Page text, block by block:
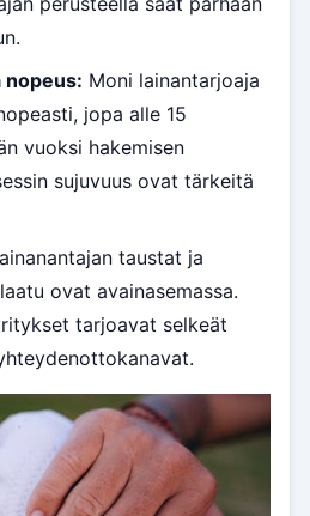
nopeus: Moni lainantarjoaja
jopa alle 15
vuoksi hakemisen
sujuvuus ovat tärkeitä
taustat ja
ovat avainasemassa.
tarjoavat selkeät